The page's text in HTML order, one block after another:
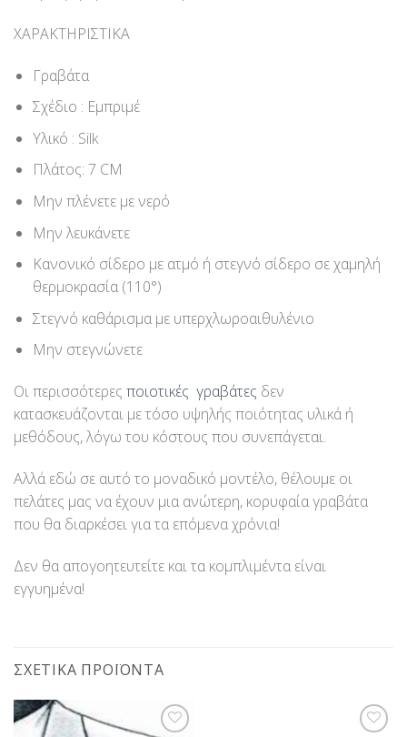
ΧΑΡΑΚΤΗΡΙΣΤΙΚΑ
Γραβάτα
Σχέδιο : Εμπριμέ
Υλικό : Silk
Πλάτος: 7 CM
Μην πλένετε με νερό
Μην λευκάνετε
Κανονικό σίδερο με ατμό ή στεγνό σίδερο σε χαμηλή
θερμοκρασία (110°)
Στεγνό καθάρισμα με υπερχλωροαιθυλένιο
Μην στεγνώνετε
Οι περισσότερες ποιοτικές γραβάτες δεν
κατασκευάζονται με τόσο υψηλής ποιότητας υλικά ή
μεθόδους, λόγω του κόστους που συνεπάγεται.
Αλλά εδώ σε αυτό το μοναδικό μοντέλο, θέλουμε οι
πελάτες μας να έχουν μια ανώτερη, κορυφαία γραβάτα
που θα διαρκέσει για τα επόμενα χρόνια!
Δεν θα απογοητευτείτε και τα κομπλιμέντα είναι
εγγυημένα!
ΣΧΕΤΙΚΆ ΠΡΟΪΌΝΤΑ